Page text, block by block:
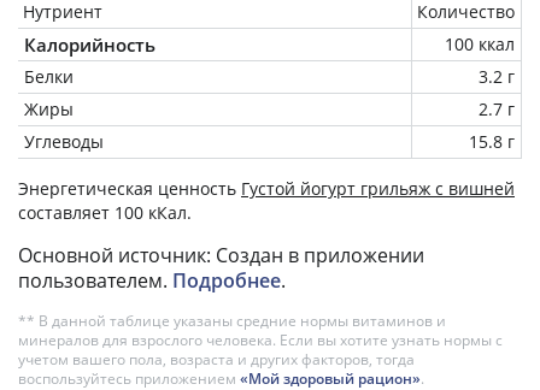
Нутриент
Количество
Калорийность
100 ккал
Белки
3.2 г
Жиры
2.7 г
Углеводы
15.8 г
Энергетическая ценность Густой йогурт грильяж с вишней
составляет 100 кКал.
Основной источник: Создан в приложении
пользователем. Подробнее.
** В данной таблице указаны средние нормы витаминов и
минералов для взрослого человека. Если вы хотите узнать нормы с
учетом вашего пола, возраста и других факторов, тогда
воспользуйтесь приложением «Мой здоровый рацион».